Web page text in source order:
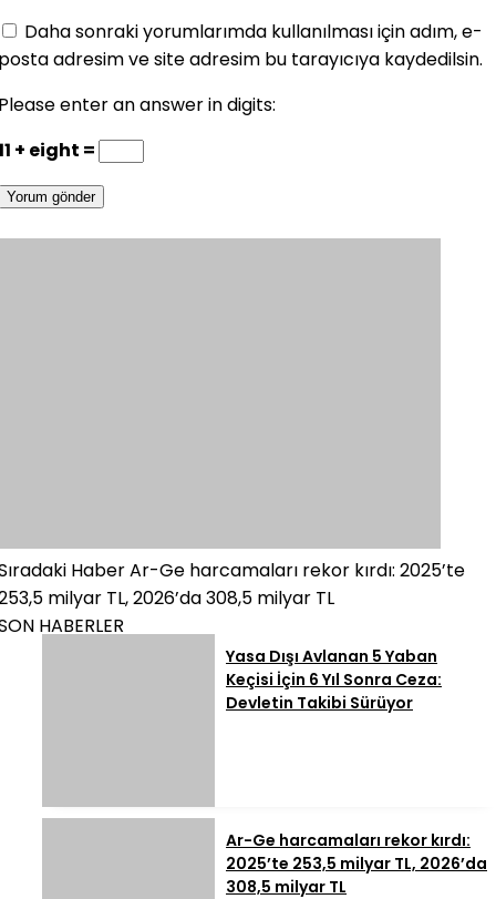
Daha sonraki yorumlarımda kullanılması için adım, e-
adresim ve site adresim bu tarayıcıya kaydedilsin.
enter an answer in digits:
+ eight =
HaberAr-Ge harcamaları rekor kırdı: 2025’te
milyar TL, 2026’da 308,5 milyar TL
HABERLER
Yasa Dışı Avlanan 5 Yaban
Keçisi İçin 6 Yıl Sonra Ceza:
Devletin Takibi Sürüyor
Ar-Ge harcamaları rekor kırdı:
2025’te 253,5 milyar TL, 2026’da
308,5 milyar TL